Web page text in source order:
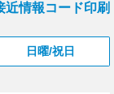
近情報コード印刷
日曜/祝日